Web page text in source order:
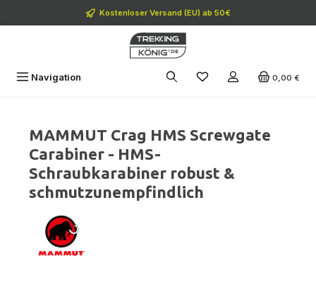
Zum Hauptinhalt springenKostenloser Versand (EU) ab 50€
Navigation 0,00 €
MAMMUT Crag HMS Screwgate
Carabiner - HMS-
Schraubkarabiner robust &
schmutzunempfindlich